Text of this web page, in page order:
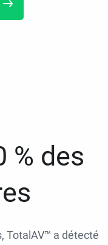
% des
TotalAV™ a détecté